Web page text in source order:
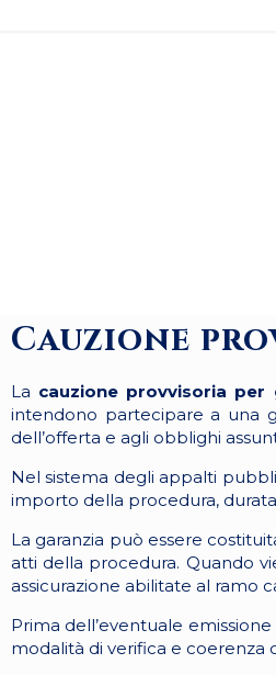
Cauzione
La cauzione provvisoria per
intendono partecipare a una
dell’offerta e agli obblighi
Nel sistema degli appalti
importo della procedura,
La garanzia può essere
atti della procedura. Quando
assicurazione abilitate al ramo
Prima dell’eventuale
modalità di verifica e coerenza